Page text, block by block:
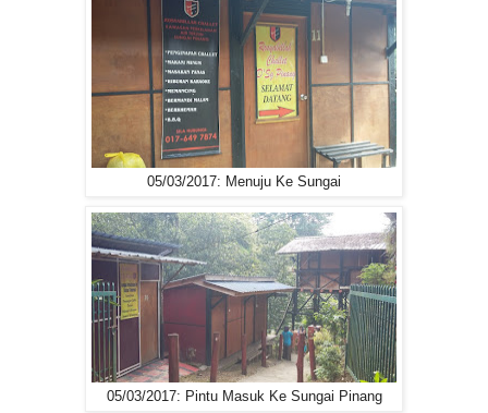
05/03/2017: Menuju Ke Sungai
05/03/2017: Pintu Masuk Ke Sungai Pinang